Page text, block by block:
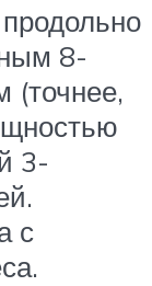
8-
(точнее,
3-
с